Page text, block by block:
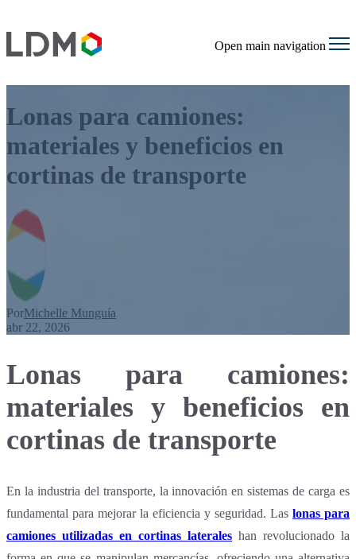
Open main navigation
Lonas para camiones:
materiales y beneficios en
cortinas de transporte
PorMichelle Munguía
abr 22, 2026
Lonas para camiones:
materiales y beneficios en
cortinas de transporte
En la industria del transporte, la innovación en sistemas de carga es
fundamental para mejorar la eficiencia y seguridad. Las lonas para
camiones utilizadas en cortinas laterales han revolucionado la